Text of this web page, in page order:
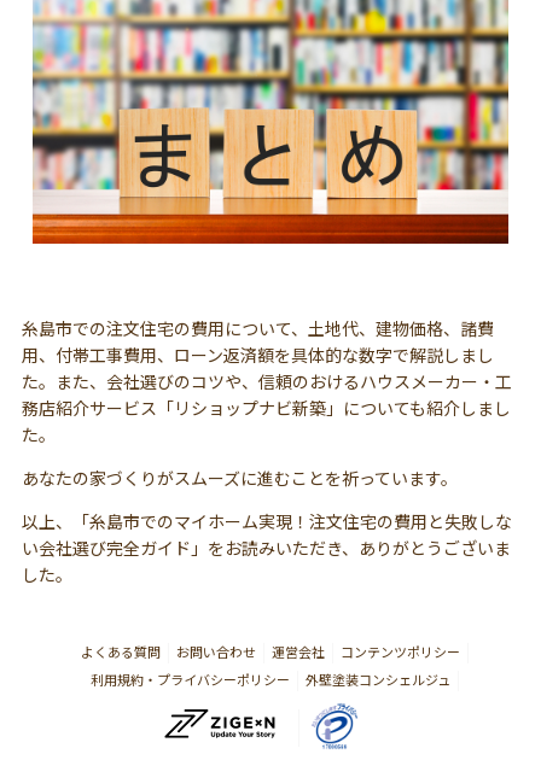
糸島市での注文住宅の費用について、土地代、建物価格、諸費
用、付帯工事費用、ローン返済額を具体的な数字で解説しまし
た。また、会社選びのコツや、信頼のおけるハウスメーカー・工
務店紹介サービス「リショップナビ新築」についても紹介しまし
た。
あなたの家づくりがスムーズに進むことを祈っています。
以上、「糸島市でのマイホーム実現！注文住宅の費用と失敗しな
い会社選び完全ガイド」をお読みいただき、ありがとうございま
した。
よくある質問 お問い合わせ 運営会社
コンテンツポリシー
利用規約・プライバシーポリシー
外壁塗装コンシェルジュ